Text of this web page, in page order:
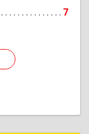
7
Подробнее